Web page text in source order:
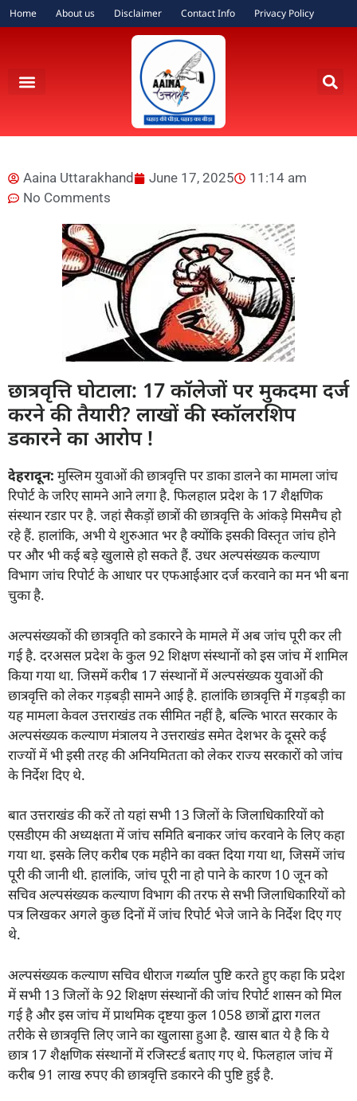
Home About us Disclaimer Contact Info Privacy Policy
Aaina Uttarakhand June 17, 2025
11:14 am
No Comments
छात्रवृत्ति घोटाला: 17 कॉलेजों पर मुकदमा दर्ज
करने की तैयारी? लाखों की स्कॉलरशिप
डकारने का आरोप !
देहरादून: मुस्लिम युवाओं की छात्रवृत्ति पर डाका डालने का मामला जांच
रिपोर्ट के जरिए सामने आने लगा है. फिलहाल प्रदेश के 17 शैक्षणिक
संस्थान रडार पर है. जहां सैकड़ों छात्रों की छात्रवृत्ति के आंकड़े मिसमैच हो
रहे हैं. हालांकि, अभी ये शुरुआत भर है क्योंकि इसकी विस्तृत जांच होने
पर और भी कई बड़े खुलासे हो सकते हैं. उधर अल्पसंख्यक कल्याण
विभाग जांच रिपोर्ट के आधार पर एफआईआर दर्ज करवाने का मन भी बना
चुका है.
अल्पसंख्यकों की छात्रवृति को डकारने के मामले में अब जांच पूरी कर ली
गई है. दरअसल प्रदेश के कुल 92 शिक्षण संस्थानों को इस जांच में शामिल
किया गया था. जिसमें करीब 17 संस्थानों में अल्पसंख्यक युवाओं की
छात्रवृत्ति को लेकर गड़बड़ी सामने आई है. हालांकि छात्रवृत्ति में गड़बड़ी का
यह मामला केवल उत्तराखंड तक सीमित नहीं है, बल्कि भारत सरकार के
अल्पसंख्यक कल्याण मंत्रालय ने उत्तराखंड समेत देशभर के दूसरे कई
राज्यों में भी इसी तरह की अनियमितता को लेकर राज्य सरकारों को जांच
के निर्देश दिए थे.
बात उत्तराखंड की करें तो यहां सभी 13 जिलों के जिलाधिकारियों को
एसडीएम की अध्यक्षता में जांच समिति बनाकर जांच करवाने के लिए कहा
गया था. इसके लिए करीब एक महीने का वक्त दिया गया था, जिसमें जांच
पूरी की जानी थी. हालांकि, जांच पूरी ना हो पाने के कारण 10 जून को
सचिव अल्पसंख्यक कल्याण विभाग की तरफ से सभी जिलाधिकारियों को
पत्र लिखकर अगले कुछ दिनों में जांच रिपोर्ट भेजे जाने के निर्देश दिए गए
थे.
अल्पसंख्यक कल्याण सचिव धीराज गर्ब्याल पुष्टि करते हुए कहा कि प्रदेश
में सभी 13 जिलों के 92 शिक्षण संस्थानों की जांच रिपोर्ट शासन को मिल
गई है और इस जांच में प्राथमिक दृष्टया कुल 1058 छात्रों द्वारा गलत
तरीके से छात्रवृत्ति लिए जाने का खुलासा हुआ है. खास बात ये है कि ये
छात्र 17 शैक्षणिक संस्थानों में रजिस्टर्ड बताए गए थे. फिलहाल जांच में
करीब 91 लाख रुपए की छात्रवृत्ति डकारने की पुष्टि हुई है.